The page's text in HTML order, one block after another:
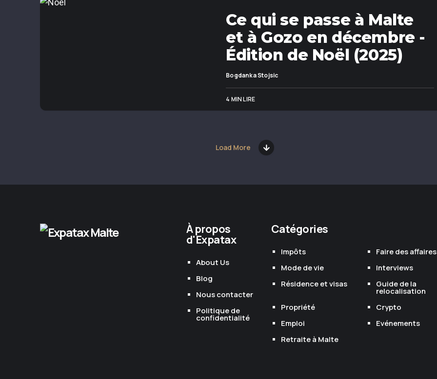
Ce qui se passe à Malte
et à Gozo en décembre -
Édition de Noël (2025)
Bogdanka Stojsic
4 MIN LIRE
Load More
À propos
d'Expatax
About Us
Blog
Nous contacter
Politique de
confidentialité
Catégories
Impôts
Faire des affaires
Mode de vie
Interviews
Résidence et visas
Guide de la
relocalisation
Propriété
Crypto
Emploi
Evénements
Retraite à Malte